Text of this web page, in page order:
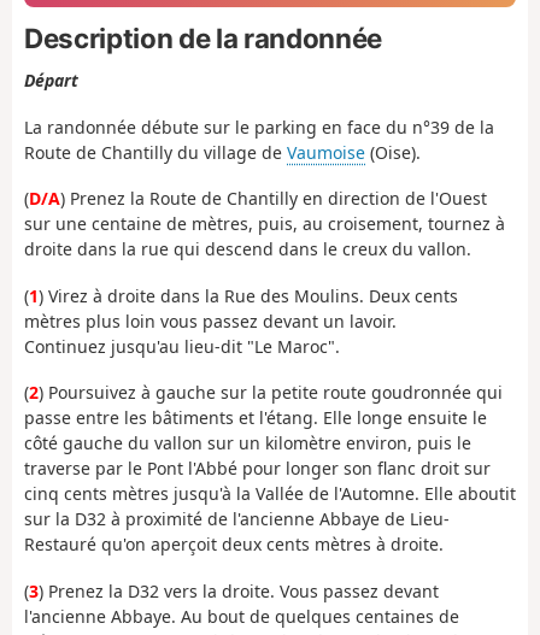
Description de la randonnée
Départ
La randonnée débute sur le parking en face du n°39 de la
Route de Chantilly du village de Vaumoise (Oise).
(D/A) Prenez la Route de Chantilly en direction de l'Ouest
sur une centaine de mètres, puis, au croisement, tournez à
droite dans la rue qui descend dans le creux du vallon.
(1) Virez à droite dans la Rue des Moulins. Deux cents
mètres plus loin vous passez devant un lavoir.
Continuez jusqu'au lieu-dit "Le Maroc".
(2) Poursuivez à gauche sur la petite route goudronnée qui
passe entre les bâtiments et l'étang. Elle longe ensuite le
côté gauche du vallon sur un kilomètre environ, puis le
traverse par le Pont l'Abbé pour longer son flanc droit sur
cinq cents mètres jusqu'à la Vallée de l'Automne. Elle aboutit
sur la D32 à proximité de l'ancienne Abbaye de Lieu-
Restauré qu'on aperçoit deux cents mètres à droite.
(3) Prenez la D32 vers la droite. Vous passez devant
l'ancienne Abbaye. Au bout de quelques centaines de